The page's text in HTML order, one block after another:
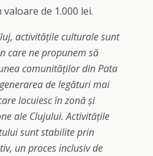
de 1.000 lei.
activitățile culturale sunt
care ne propunem să
comunităților din Pata
de legături mai
locuiesc în zonă și
ale Clujului. Activitățile
sunt stabilite prin
un proces inclusiv de